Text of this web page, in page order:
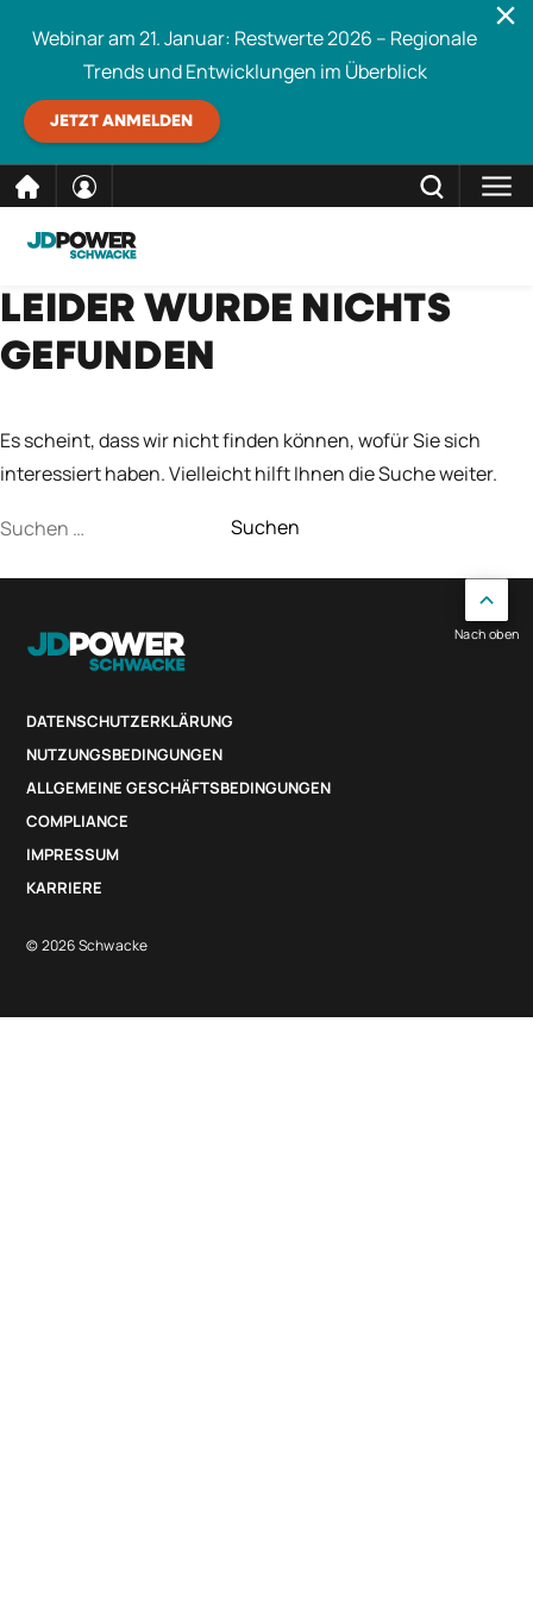
direkt
zum
Inhalt
Webinar am 21. Januar: Restwerte 2026 – Regionale
Trends und Entwicklungen im Überblick
JETZT ANMELDEN
Schwacke durchsuchen SCHLIESSEN
LEIDER WURDE NICHTS
GEFUNDEN
Es scheint, dass wir nicht finden können, wofür Sie sich
interessiert haben. Vielleicht hilft Ihnen die Suche weiter.
Suchen
DATENSCHUTZERKLÄRUNG
NUTZUNGSBEDINGUNGEN
ALLGEMEINE GESCHÄFTSBEDINGUNGEN
COMPLIANCE
IMPRESSUM
KARRIERE
© 2026 Schwacke
Nach oben